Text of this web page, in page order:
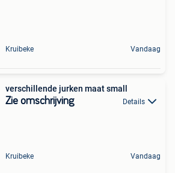
Kruibeke Vandaag
verschillende jurken maat small
Zie omschrijving Details
Kruibeke Vandaag